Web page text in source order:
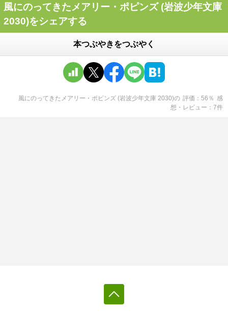
風にのってきたメアリー・ポピンズ (岩波少年文庫
2030)をシェアする
本つぶやきをつぶやく
風にのってきたメアリー・ポピンズ (岩波少年文庫 2030)の 評価 56 ％ 感
想・レビュー
7件